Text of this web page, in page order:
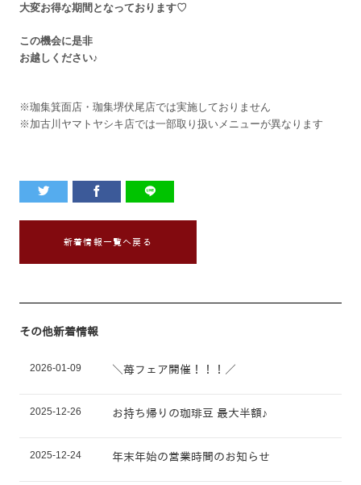
大変お得な期間となっております♡
この機会に是非
お越しください♪
※珈集箕面店・珈集堺伏尾店では実施しておりません
※加古川ヤマトヤシキ店では一部取り扱いメニューが異なります
新着情報一覧へ戻る
その他新着情報
2026-01-09 ＼苺フェア開催！！！／
2025-12-26 お持ち帰りの珈琲豆 最大半額♪
2025-12-24 年末年始の営業時間のお知らせ